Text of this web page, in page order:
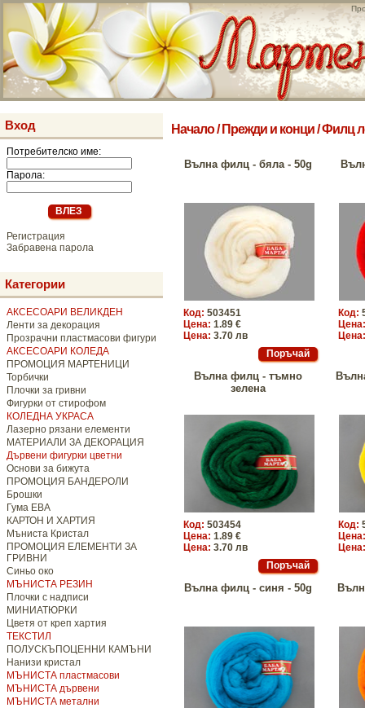
Вход
Потребителско име:
Парола:
Регистрация
Забравена парола
Категории
АКСЕСОАРИ ВЕЛИКДЕН
Ленти за декорация
Прозрачни пластмасови фигури
АКСЕСОАРИ КОЛЕДА
ПРОМОЦИЯ МАРТЕНИЦИ
Торбички
Плочки за гривни
Фигурки от стирофом
КОЛЕДНА УКРАСА
Лазерно рязани елементи
МАТЕРИАЛИ ЗА ДЕКОРАЦИЯ
Дървени фигурки цветни
Основи за бижута
ПРОМОЦИЯ БАНДЕРОЛИ
Брошки
Гума ЕВА
КАРТОН И ХАРТИЯ
Мъниста Кристал
ПРОМОЦИЯ ЕЛЕМЕНТИ ЗА
ГРИВНИ
Синьо око
МЪНИСТА РЕЗИН
Плочки с надписи
МИНИАТЮРКИ
Цветя от креп хартия
ТЕКСТИЛ
ПОЛУСКЪПОЦЕННИ КАМЪНИ
Нанизи кристал
МЪНИСТА пластмасови
МЪНИСТА дървени
МЪНИСТА метални
Начало/ Прежди и конци/Филц
Вълна филц - бяла - 50g
Код: 503451
Цена: 1.89 €
Цена: 3.70 лв
Код:
Вълна филц - тъмно
зелена
Код: 503454
Цена: 1.89 €
Цена: 3.70 лв
Код:
Вълна филц - синя - 50g